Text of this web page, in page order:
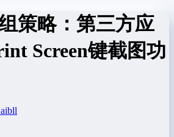
策略：第三方应
Screen键截图功
aibll